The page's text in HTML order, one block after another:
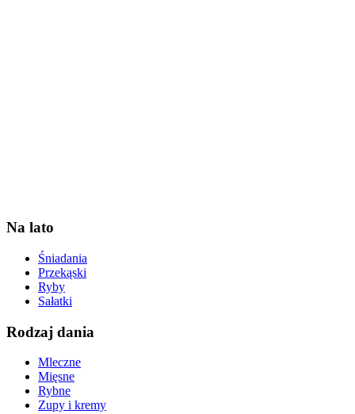
Na lato
Śniadania
Przekąski
Ryby
Sałatki
Rodzaj dania
Mleczne
Mięsne
Rybne
Zupy i kremy